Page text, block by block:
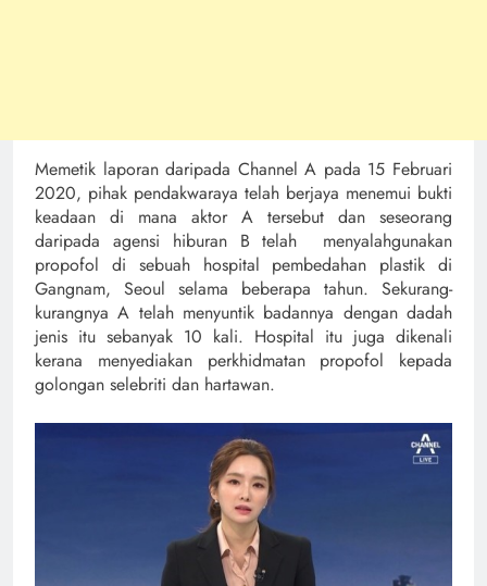
Memetik laporan daripada Channel A pada 15 Februari
2020, pihak pendakwaraya telah berjaya menemui bukti
keadaan di mana aktor A tersebut dan seseorang
daripada agensi hiburan B telah menyalahgunakan
propofol di sebuah hospital pembedahan plastik di
Gangnam, Seoul selama beberapa tahun. Sekurang-
kurangnya A telah menyuntik badannya dengan dadah
jenis itu sebanyak 10 kali. Hospital itu juga dikenali
kerana menyediakan perkhidmatan propofol kepada
golongan selebriti dan hartawan.